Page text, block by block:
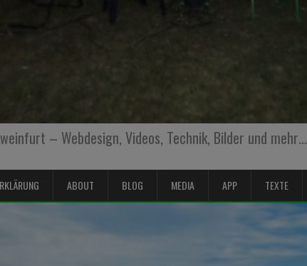
– Webdesign, Videos, Technik, Bilder und mehr…
ABOUT BLOG MEDIA APP TEXTE